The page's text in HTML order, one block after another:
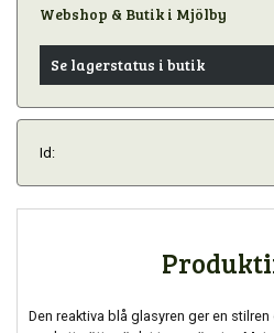
Webshop & Butik i Mjölby
Se lagerstatus i butik
Id:
Den reaktiva blå glasyren ger en